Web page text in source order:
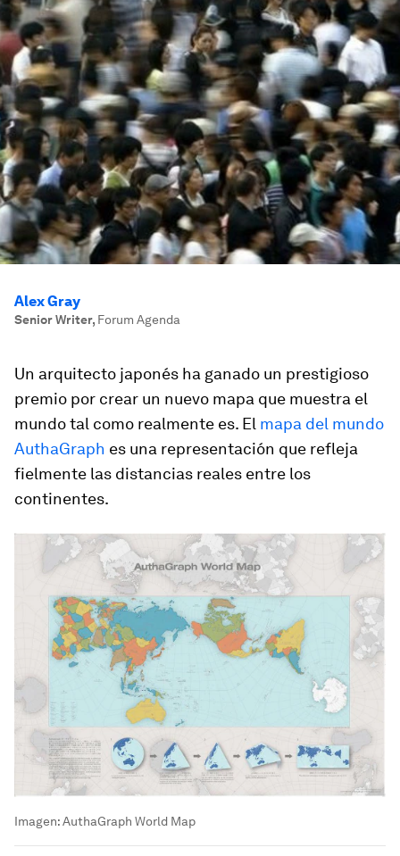
Alex Gray
Senior Writer, Forum Agenda
Un arquitecto japonés ha ganado un prestigioso
premio por crear un nuevo mapa que muestra el
mundo tal como realmente es. El mapa del mundo
AuthaGraph es una representación que refleja
fielmente las distancias reales entre los
continentes.
Imagen: AuthaGraph World Map